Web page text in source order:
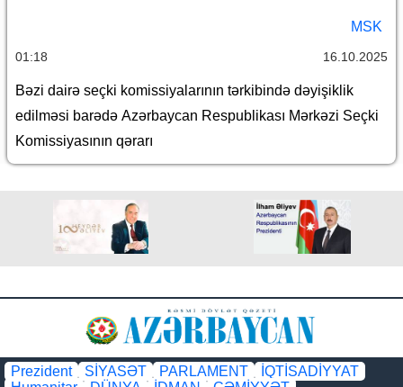
MSK
01:18 16.10.2025
Bəzi dairə seçki komissiyalarının tərkibində dəyişiklik
edilməsi barədə Azərbaycan Respublikası Mərkəzi Seçki
Komissiyasının qərarı
Prezident SİYASƏT PARLAMENT
İQTİSADİYYAT